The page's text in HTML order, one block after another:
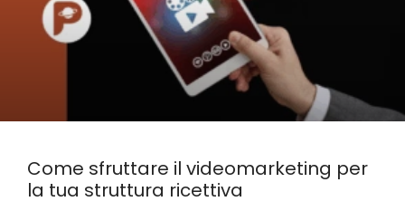
Come sfruttare il videomarketing per
la tua struttura ricettiva